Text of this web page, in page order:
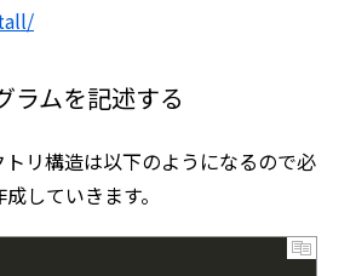
ラムを記述する
リ構造は以下のようになるので必
していきます。